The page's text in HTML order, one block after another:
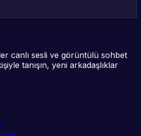
canlı sesli ve görüntülü sohbet
tanışın, yeni arkadaşlıklar